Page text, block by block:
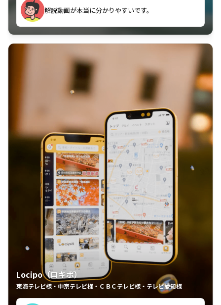
古文漢文を主に使わせていただいているが、復習する
のに非常に役立っている。
解説動画が本当に分かりやすいです。
Locipo（ロキポ）
東海テレビ様・中京テレビ様・ＣＢＣテレビ様・テレビ愛知様